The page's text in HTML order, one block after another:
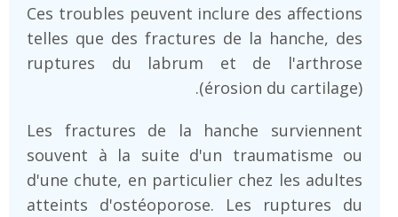
Ces troubles peuvent inclure des affections
telles que des fractures de la hanche, des
ruptures du labrum et de l'arthrose
(érosion du cartilage).
Les fractures de la hanche surviennent
souvent à la suite d'un traumatisme ou
d'une chute, en particulier chez les adultes
atteints d'ostéoporose. Les ruptures du